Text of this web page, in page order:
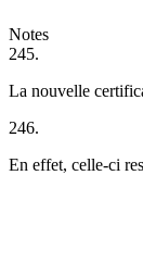
Notes
245.
La nouvelle
246.
En effet, celle-ci